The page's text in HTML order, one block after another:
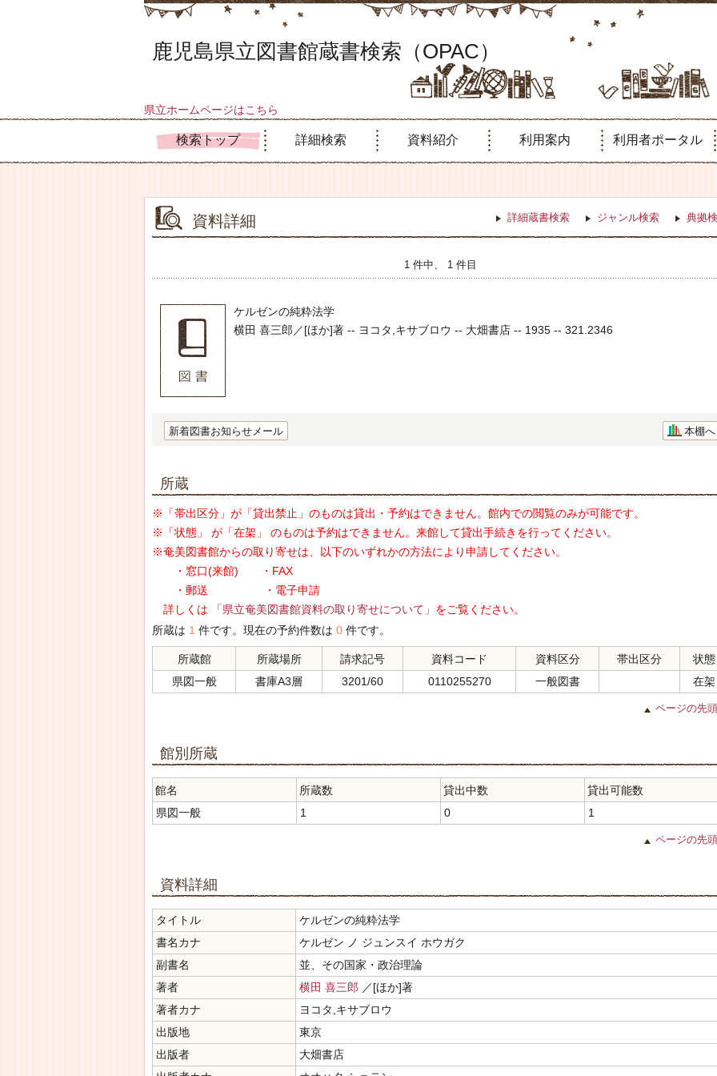
鹿児島県立図書館蔵書検索（OPAC）
県立ホームページはこちら
検索トップ 詳細検索 資料紹介 利用案内 利用者ポータル
資料詳細 詳細蔵書検索 ジャンル検索 典拠
1 件中、 1 件目
ケルゼンの純粋法学
横田 喜三郎／[ほか]著 -- ヨコタ,キサブロウ -- 大畑書店 -- 1935 -- 321.2346
新着図書お知らせメール 本棚へ
所蔵
※「帯出区分」が「貸出禁止」のものは貸出・予約はできません。館内での閲覧のみが可能です。
※「状態」 が「在架」 のものは予約はできません。来館して貸出手続きを行ってください。
※奄美図書館からの取り寄せは、以下のいずれかの方法により申請してください。
・窓口(来館) ・FAX
・郵送 ・電子申請
詳しくは
「県立奄美図書館資料の取り寄せについて」 をご覧ください。
所蔵は 1 件です。現在の予約件数は 0 件です。
所蔵館 所蔵場所 請求記号 資料コード 資料区分 帯出区分
状態
県図一般
書庫A3層 3201/60 0110255270 一般図書 在架
ページの先
館別所蔵
館名 所蔵数 貸出中数
貸出可能数
県図一般
1 0 1
ページの先
資料詳細
タイトル
ケルゼンの純粋法学
書名カナ
ケルゼン ノ ジュンスイ ホウガク
副書名
並、その国家・政治理論
著者
横田 喜三郎 ／[ほか]著
著者カナ
ヨコタ,キサブロウ
出版地
東京
出版者
大畑書店